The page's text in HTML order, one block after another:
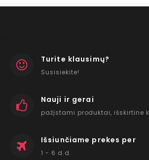
Turite klausimų?
Susisiekite!
Nauji ir gerai
pažįstami produktai, išskirtine
Išsiunčiame prekes per
1 - 6 d.d.